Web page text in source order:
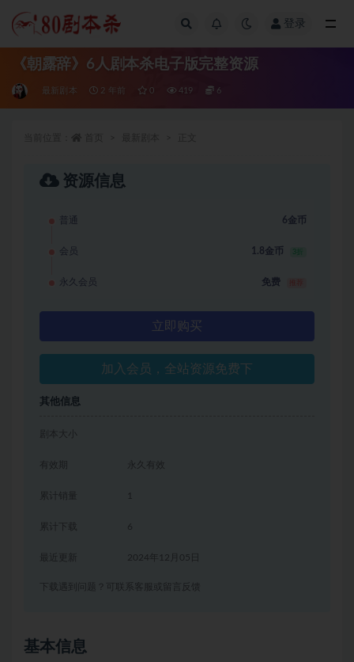
登录
《朝露辞》6人剧本杀电子版完整资源
最新剧本 2 年前 0 419 6
资源信息
普通 6金币
会员 1.8金币 3折
永久会员 免费
立即购买
加入会员，全站资源免费下
其他信息
剧本大小
有效期 永久有效
累计销量 1
累计下载 6
2024年12月05日
下载遇到问题？可联系客服或留言反馈
基本信息